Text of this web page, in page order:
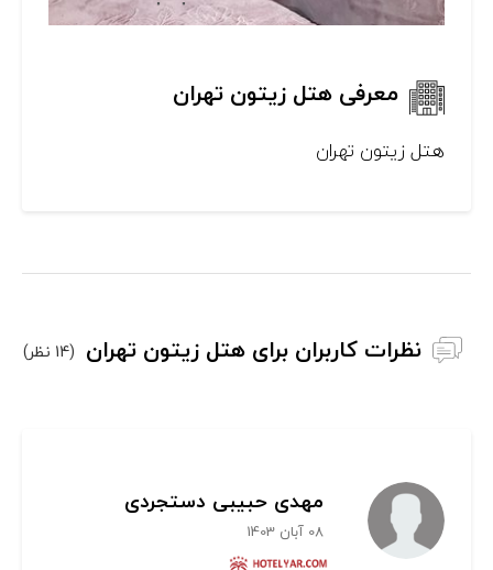
معرفی هتل زیتون تهران
هتل زیتون تهران
نظرات کاربران برای هتل زیتون تهران (14 نظر)
مهدی حبیبی دستجردی
08 آبان 1403